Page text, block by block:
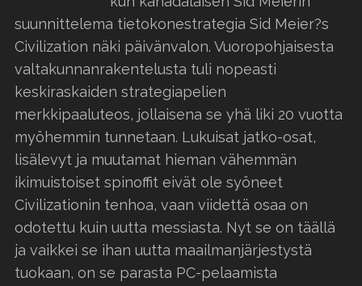
suunnittelema tietokonestrategia Sid Meier?s
Civilization näki päivänvalon. Vuoropohjaisesta
valtakunnanrakentelusta tuli nopeasti
keskiraskaiden strategiapelien
merkkipaaluteos, jollaisena se yhä liki 20 vuotta
myöhemmin tunnetaan. Lukuisat jatko-osat,
lisälevyt ja muutamat hieman vähemmän
ikimuistoiset spinoffit eivät ole syöneet
Civilizationin tenhoa, vaan viidettä osaa on
odotettu kuin uutta messiasta. Nyt se on täällä
ja vaikkei se ihan uutta maailmanjärjestystä
tuokaan, on se parasta PC-pelaamista